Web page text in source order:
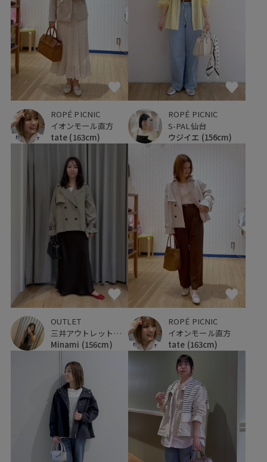
ROPÉ PICNIC
イオンモール直方
tate (163cm)
ROPÉ PICNIC
S-PAL仙台
ウジイエ (156cm)
OUTLET
三井アウトレットパーク ジャズドリーム長島
Minami (156cm)
ROPÉ PICNIC
イオンモール直方
tate (163cm)